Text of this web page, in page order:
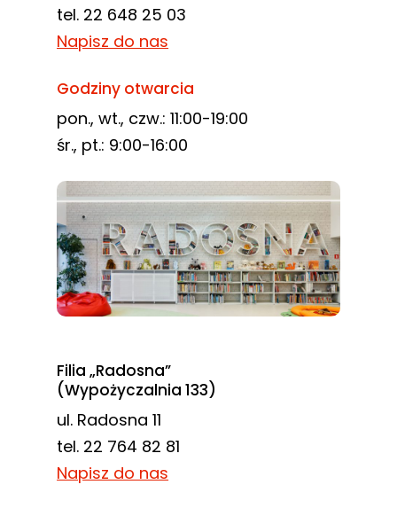
tel. 22 648 25 03
Napisz do nas
Godziny otwarcia
pon., wt., czw.: 11:00-19:00
śr., pt.: 9:00-16:00
Filia „Radosna”
(Wypożyczalnia 133)
ul. Radosna 11
tel. 22 764 82 81
Napisz do nas